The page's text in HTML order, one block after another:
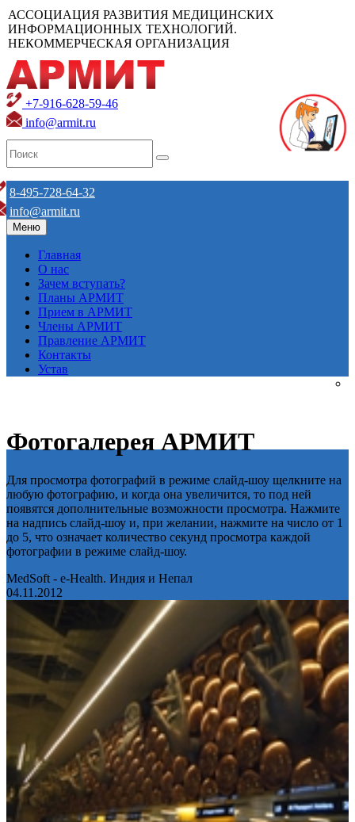
АССОЦИАЦИЯ РАЗВИТИЯ МЕДИЦИНСКИХ
ИНФОРМАЦИОННЫХ ТЕХНОЛОГИЙ.
НЕКОММЕРЧЕСКАЯ ОРГАНИЗАЦИЯ
+7-916-628-59-46
info@armit.ru
8-495-728-64-32
info@armit.ru
Меню
Главная
О нас
Зачем вступать?
Планы АРМИТ
Прием в АРМИТ
Члены АРМИТ
Правление АРМИТ
Контакты
Устав
Фотогалерея АРМИТ
Для просмотра фотографий в режиме слайд-шоу щелкните на
любую фотографию, и когда она увеличится, то под ней
появятся дополнительные возможности просмотра. Нажмите
на надпись слайд-шоу и, при желании, нажмите на число от 1
до 5, что означает количество секунд просмотра каждой
фотографии в режиме слайд-шоу.
MedSoft - e-Health. Индия и Непал
04.11.2012